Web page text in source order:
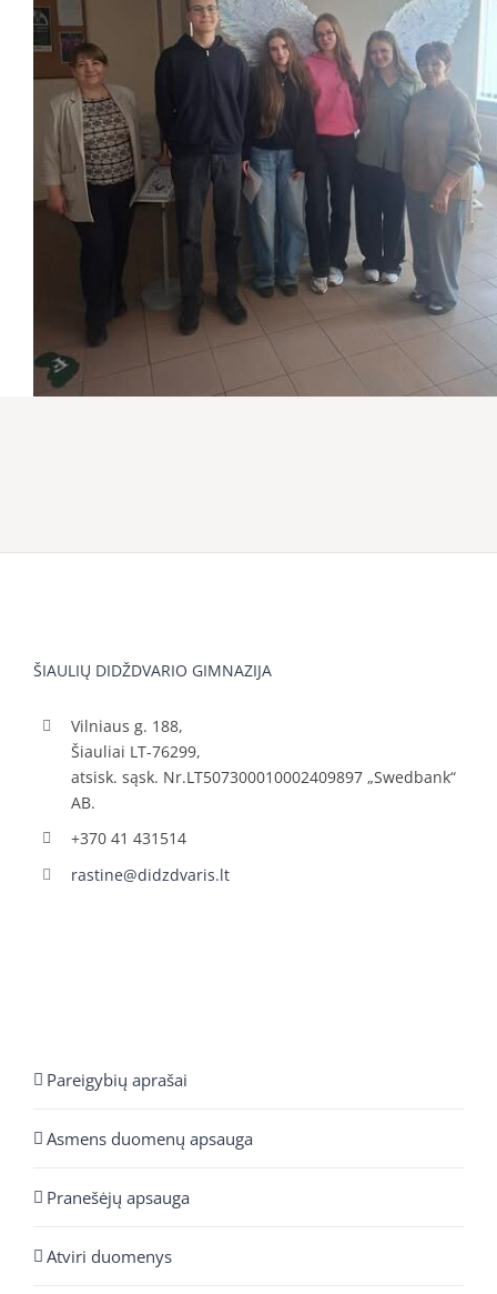
ŠIAULIŲ DIDŽDVARIO GIMNAZIJA
Vilniaus g. 188,
Šiauliai LT-76299,
atsisk. sąsk. Nr.LT507300010002409897 „Swedbank“
AB.
+370 41 431514
rastine@didzdvaris.lt
Pareigybių aprašai
Asmens duomenų apsauga
Pranešėjų apsauga
Atviri duomenys